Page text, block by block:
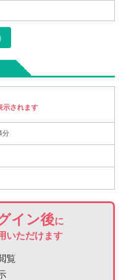
示されます
分
イン後に
いただけます
覧